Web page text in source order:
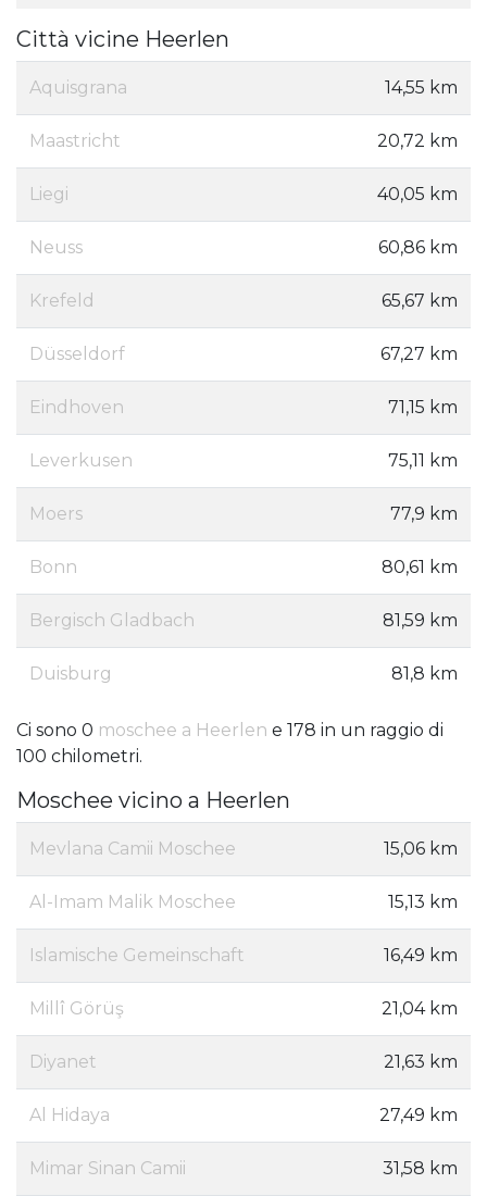
Città vicine Heerlen
Aquisgrana 14,55 km
Maastricht 20,72 km
Liegi 40,05 km
Neuss 60,86 km
Krefeld 65,67 km
Düsseldorf 67,27 km
Eindhoven 71,15 km
Leverkusen 75,11 km
Moers 77,9 km
Bonn 80,61 km
Bergisch Gladbach 81,59 km
Duisburg 81,8 km
Ci sono 0 moschee a Heerlen e 178 in un raggio di
100 chilometri.
Moschee vicino a Heerlen
Mevlana Camii Moschee 15,06 km
Al-Imam Malik Moschee 15,13 km
Islamische Gemeinschaft 16,49 km
Millî Görüş 21,04 km
Diyanet 21,63 km
Al Hidaya 27,49 km
Mimar Sinan Camii 31,58 km